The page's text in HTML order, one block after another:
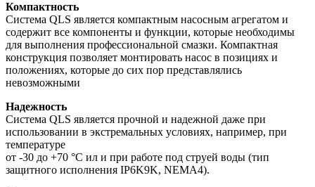
Компактность
Система QLS является компактным насосным агрегатом и
содержит все компоненты и функции, которые необходимы
для выполнения профессиональной смазки. Компактная
конструкция позволяет монтировать насос в позициях и
положениях, которые до сих пор представлялись
невозможными
Надежность
Система QLS является прочной и надежной даже при
использовании в экстремальных условиях, например, при
температуре
от -30 до +70 °С ил и при работе под струей воды (тип
защитного исполнения IP6K9K, NEMA4).